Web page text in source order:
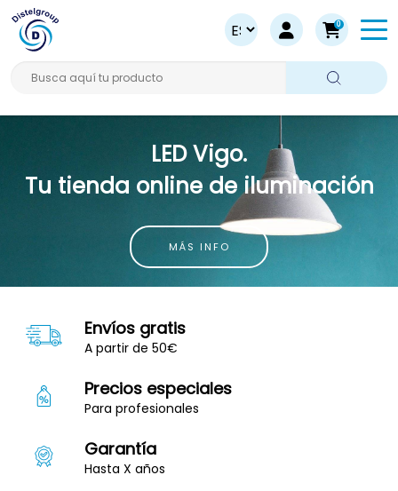
0
Busca aquí tu producto
LED Vigo.
Tu tienda online de iluminación
MÁS INFO
Envíos gratis
A partir de 50€
Precios especiales
Para profesionales
Garantía
Hasta X años